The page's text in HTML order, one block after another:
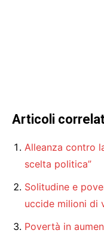
Articoli
Alleanza contro
scelta politica”
Solitudine e
uccide milioni di
Povertà in